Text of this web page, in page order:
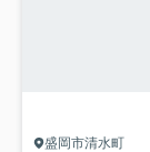
盛岡市清水町